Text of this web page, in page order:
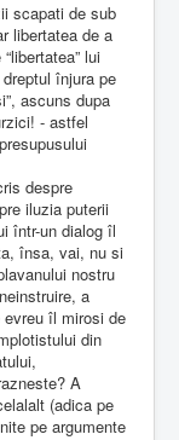
scapati de sub
libertatea de a
lui
înjura pe
ascuns dupa
- astfel
despre
iluzia puterii
într-un dialog îl
însa, vai, nu si
nostru
a
îl mirosi de
din
A
(adica pe
pe argumente